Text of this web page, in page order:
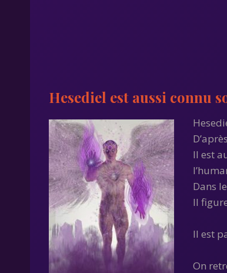
Hesediel est aussi connu
Il est
Dans
Il
Il est
On